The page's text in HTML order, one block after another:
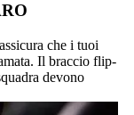
che i tuoi
Il braccio flip-
devono